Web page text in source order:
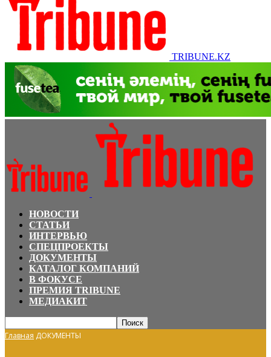
TRIBUNE.KZ
НОВОСТИ
СТАТЬИ
ИНТЕРВЬЮ
СПЕЦПРОЕКТЫ
ДОКУМЕНТЫ
КАТАЛОГ КОМПАНИЙ
В ФОКУСЕ
ПРЕМИЯ TRIBUNE
МЕДИАКИТ
Главная ДОКУМЕНТЫ